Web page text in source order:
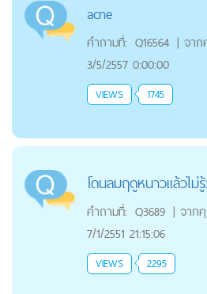
acne
คำถามที่: Q16564 | จา
3/5/2557 0:00:00
VIEWS 1745
โดนลมฤดูหนาวแล้วไม่
คำถามที่: Q3689 | จาก
7/1/2551 21:15:06
VIEWS 2295